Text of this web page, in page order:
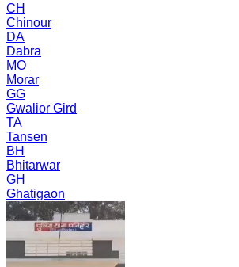
CH
Chinour
DA
Dabra
MO
Morar
GG
Gwalior Gird
TA
Tansen
BH
Bhitarwar
GH
Ghatigaon